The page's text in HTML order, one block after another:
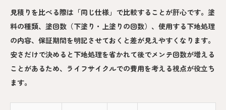
見積りを比べる際は「同じ仕様」で比較することが肝心です。塗
料の種類、塗回数（下塗り・上塗りの回数）、使用する下地処理
の内容、保証期間を明記させておくと差が見えやすくなります。
安さだけで決めると下地処理を省かれて後でメンテ回数が増える
ことがあるため、ライフサイクルでの費用を考える視点が役立ち
ます。